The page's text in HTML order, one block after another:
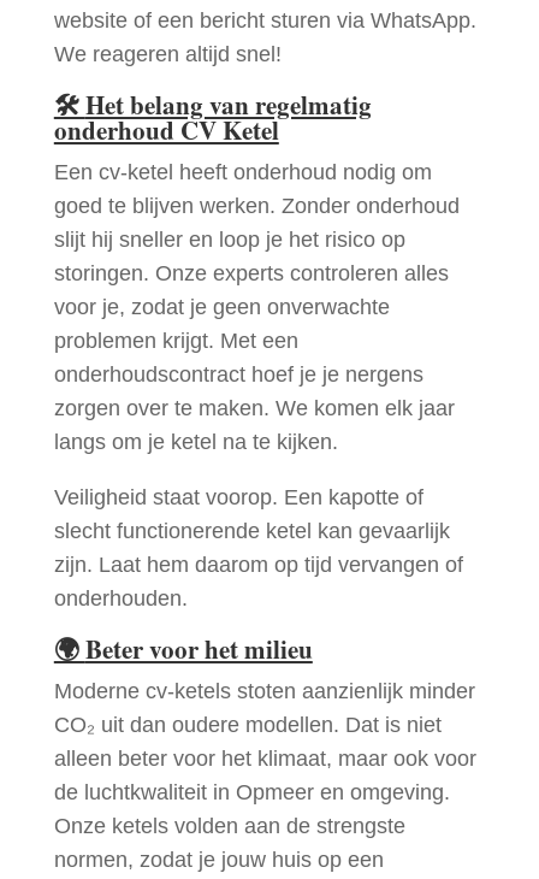
website of een bericht sturen via WhatsApp.
We reageren altijd snel!
🛠Het belang van regelmatig
onderhoud CV Ketel
Een cv-ketel heeft onderhoud nodig om
goed te blijven werken. Zonder onderhoud
slijt hij sneller en loop je het risico op
storingen. Onze experts controleren alles
voor je, zodat je geen onverwachte
problemen krijgt. Met een
onderhoudscontract hoef je je nergens
zorgen over te maken. We komen elk jaar
langs om je ketel na te kijken.
Veiligheid staat voorop. Een kapotte of
slecht functionerende ketel kan gevaarlijk
zijn. Laat hem daarom op tijd vervangen of
onderhouden.
🌍Beter voor het milieu
Moderne cv-ketels stoten aanzienlijk minder
CO₂ uit dan oudere modellen. Dat is niet
alleen beter voor het klimaat, maar ook voor
de luchtkwaliteit in Opmeer en omgeving.
Onze ketels volden aan de strengste
normen, zodat je jouw huis op een